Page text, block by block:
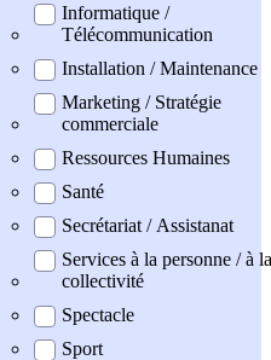
Informatique /
Télécommunication
Installation / Maintenance
Marketing / Stratégie
commerciale
Ressources Humaines
Santé
Secrétariat / Assistanat
Services à la personne / à la
collectivité
Spectacle
Sport